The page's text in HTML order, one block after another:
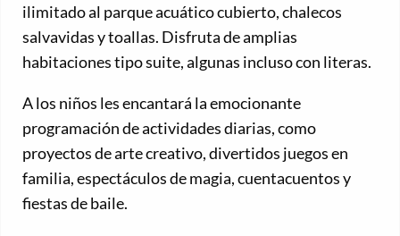
ilimitado al parque acuático cubierto, chalecos
salvavidas y toallas. Disfruta de amplias
habitaciones tipo suite, algunas incluso con literas.
A los niños les encantará la emocionante
programación de actividades diarias, como
proyectos de arte creativo, divertidos juegos en
familia, espectáculos de magia, cuentacuentos y
fiestas de baile.